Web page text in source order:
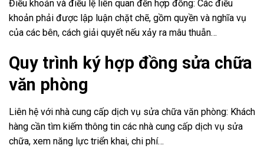
Điều khoản và điều lệ liên quan đến hợp đồng: Các điều
khoản phải được lập luận chặt chẽ, gồm quyền và nghĩa vụ
của các bên, cách giải quyết nếu xảy ra mâu thuẫn…
Quy trình ký hợp đồng sửa chữa
văn phòng
Liên hệ với nhà cung cấp dịch vụ sửa chữa văn phòng: Khách
hàng cần tìm kiếm thông tin các nhà cung cấp dịch vụ sửa
chữa, xem năng lực triển khai, chi phí…